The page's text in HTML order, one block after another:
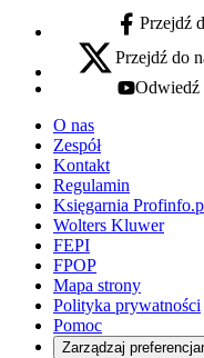
facebook -
Przejdź
x - otwiera się w nowej
Przejdź do
youtube -
Odwiedź
O nas
Zespół
Kontakt
Regulamin
Księgarnia
Wolters Kluwer
FEPI
FPOP
Mapa strony
Polityka prywatności
Pomoc
Zarządzaj